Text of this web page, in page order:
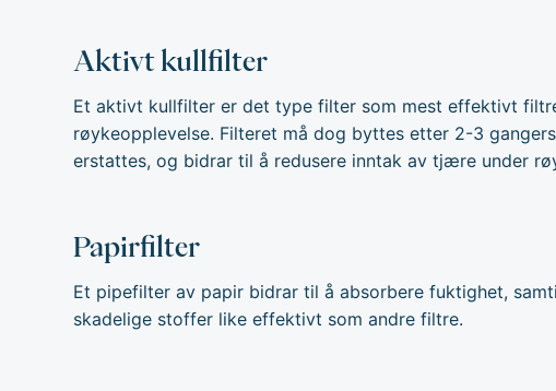
Aktivt kullfilter
Et aktivt kullfilter er det type filter som mest effektivt
røykeopplevelse. Filteret må dog byttes etter 2-3
erstattes, og bidrar til å redusere inntak av tjære under
Papirfilter
Et pipefilter av papir bidrar til å absorbere fuktighet,
skadelige stoffer like effektivt som andre filtre.